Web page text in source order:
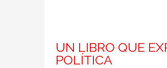
UN LIBRO QUE
POLÍTICA